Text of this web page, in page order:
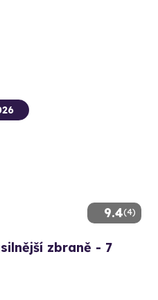
9.4(4)
zbraně - 7